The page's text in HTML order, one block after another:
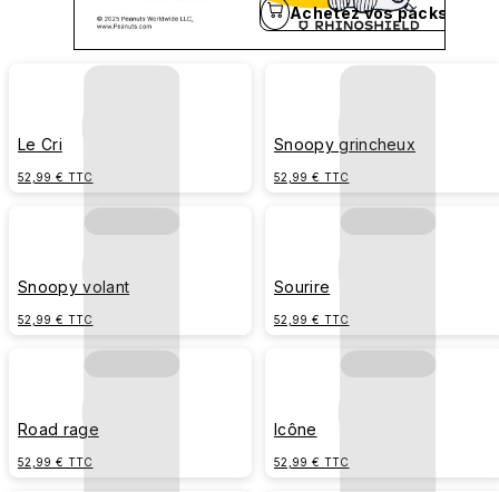
Achetez vos packs en
Le Cri
52,99 € TTC
Snoopy grincheux
52,99 € TTC
Snoopy volant
52,99 € TTC
Sourire
52,99 € TTC
Road rage
52,99 € TTC
Icône
52,99 € TTC